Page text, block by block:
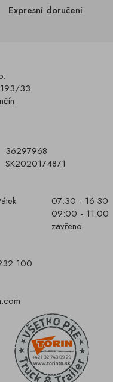
Expresní doručení
33
36297968
SK2020174871
07:30 - 16:30
09:00 - 11:00
zavřeno
100